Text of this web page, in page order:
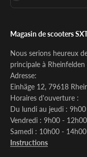
Magasin de scooters
Nous serions heureux
principale à Rheinfelden
Adresse:
Einhäge 12, 79618
Horaires d'ouverture :
Du lundi au jeudi :
Vendredi : 9h00 -
Samedi : 10h00 - 14h00
Instructions